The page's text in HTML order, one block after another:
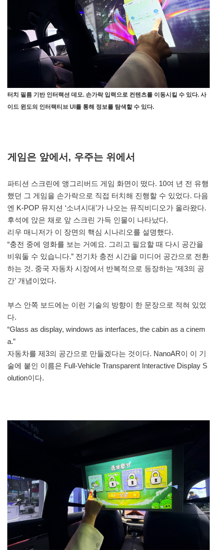
터치 필름 기반 인터랙션 데모. 손가락 입력으로 컨텐츠를 이동시킬 수 있다. 사
이드 윈도의 인터랙티브 UI를 통해 정보를 탐색할 수 있다.
게임은 앞에서, 우주는 위에서
파티션 스크린에 앵그리버드 게임 화면이 떴다. 10여 년 전 유행
했던 그 게임을 손가락으로 직접 터치해 진행할 수 있었다. 다음
엔 K-POP 뮤지션 ‘소녀시대’가 나오는 뮤직비디오가 올라왔다.
후석에 앉은 채로 앞 스크린 가득 인물이 나타났다.
리우 매니저가 이 장면의 핵심 시나리오를 설명했다.
“충전 중에 영화를 보는 거예요. 그리고 필요할 때 다시 공간을
비워둘 수 있습니다.” 전기차 충전 시간을 미디어 공간으로 전환
하는 것. 중국 자동차 시장에서 반복적으로 등장하는 ‘제3의 공
간’ 개념이었다.
부스 안쪽 보드에는 이런 기술의 방향이 한 문장으로 적혀 있었
다.
“Glass as display, windows as interfaces, the cabin as a cinem
a.”
자동차를 제3의 공간으로 만들겠다는 것이다. NanoAR이 이 기
술에 붙인 이름은 Full-Vehicle Transparent Interactive Display S
olution이다.